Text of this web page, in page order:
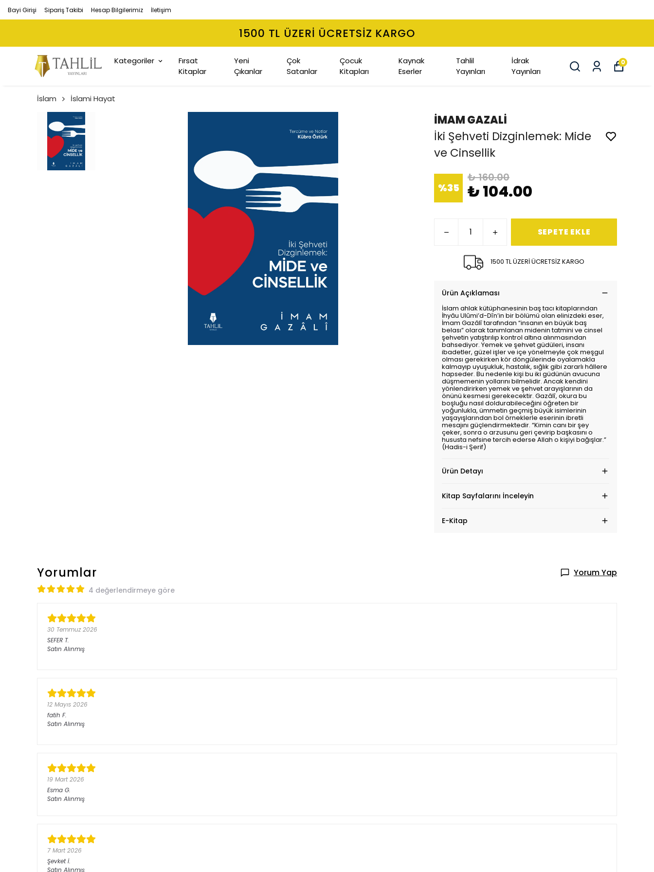
Bayi Girişi Sipariş Takibi Hesap Bilgilerimiz İletişim
1500 TL ÜZERI ÜCRETSIZ KARGO
Kategoriler
Fırsat
Kitaplar
Yeni
Çıkanlar
Çok
Satanlar
Çocuk
Kitapları
Kaynak
Eserler
Tahlil
Yayınları
İdrak
Yayınları
0
İslam İslami Hayat
İMAM GAZALİ
İki Şehveti Dizginlemek: Mide
ve Cinsellik
%35
₺ 160.00
₺ 104.00
SEPETE EKLE
1500 TL ÜZERİ ÜCRETSİZ KARGO
Ürün Açıklaması
İslam ahlak kütüphanesinin baş tacı kitaplarından
İhyâu Ulûmi’d-Dîn’in bir bölümü olan elinizdeki eser,
İmam Gazâlî tarafından “insanın en büyük baş
belası” olarak tanımlanan midenin tatmini ve cinsel
şehvetin yatıştırılıp kontrol altına alınmasından
bahsediyor. Yemek ve şehvet güdüleri, insanı
ibadetler, güzel işler ve içe yönelmeyle çok meşgul
olması gerekirken kör döngülerinde oyalamakla
kalmayıp uyuşukluk, hastalık, sığlık gibi zararlı hâllere
hapseder. Bu nedenle kişi bu iki güdünün avucuna
düşmemenin yollarını bilmelidir. Ancak kendini
yönlendirirken yemek ve şehvet arayışlarının da
önünü kesmesi gerekecektir. Gazâlî, okura bu
boşluğu nasıl doldurabileceğini öğreten bir
yoğunlukla, ümmetin geçmiş büyük isimlerinin
yaşayışlarından bol örneklerle eserinin ibretli
mesajını güçlendirmektedir. “Kimin canı bir şey
çeker, sonra o arzusunu geri çevirip başkasını o
hususta nefsine tercih ederse Allah o kişiyi bağışlar.”
(Hadis-i Şerif)
Ürün Detayı
Kitap Sayfalarını İnceleyin
E-Kitap
Yorumlar Yorum Yap
4 değerlendirmeye göre
30 Temmuz 2026
SEFER T.
Satın Alınmış
12 Mayıs 2026
fatih F.
Satın Alınmış
19 Mart 2026
Esma G.
Satın Alınmış
7 Mart 2026
Şevket İ.
Satın Alınmış